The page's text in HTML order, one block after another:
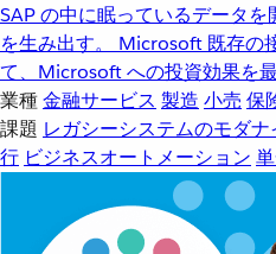
SAP の中に眠っているデータ
を生み出す。
Microsoft 既存の
て、Microsoft への投資効果を最
業種金融サービス 製造 小売 保
課題 レガシーシステムのモダ
行 ビジネスオートメーション